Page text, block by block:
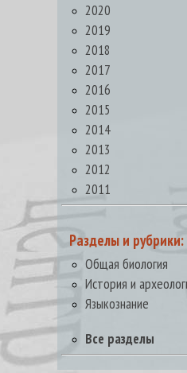
2020
2019
2018
2017
2016
2015
2014
2013
2012
2011
Разделы и рубрики:
Общая биология
История и
Языкознание
Все разделы